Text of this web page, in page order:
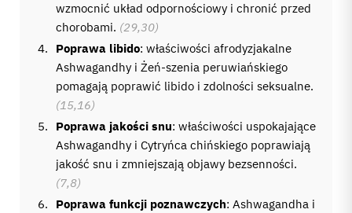
wzmocnić układ odpornościowy i chronić przed
chorobami. (29,30)
Poprawa libido: właściwości afrodyzjakalne
Ashwagandhy i Żeń-szenia peruwiańskiego
pomagają poprawić libido i zdolności seksualne.
(15,16)
Poprawa jakości snu: właściwości uspokajające
Ashwagandhy i Cytryńca chińskiego poprawiają
jakość snu i zmniejszają objawy bezsenności.
(7,8)
Poprawa funkcji poznawczych: Ashwagandha i